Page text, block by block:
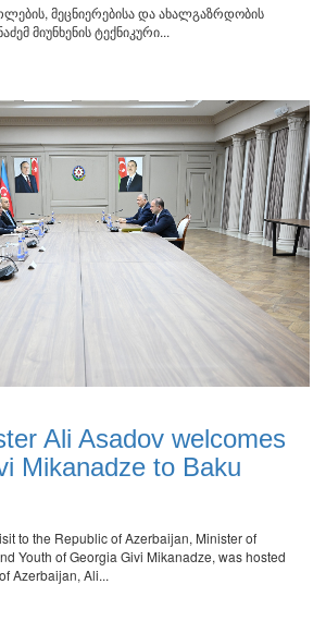
მეცნიერებისა და ახალგაზრდობის
მიუნხენის ტექნიკური...
Ali Asadov welcomes
Mikanadze to Baku
to the Republic of Azerbaijan, Minister of
Youth of Georgia Givi Mikanadze, was hosted
Azerbaijan, Ali...